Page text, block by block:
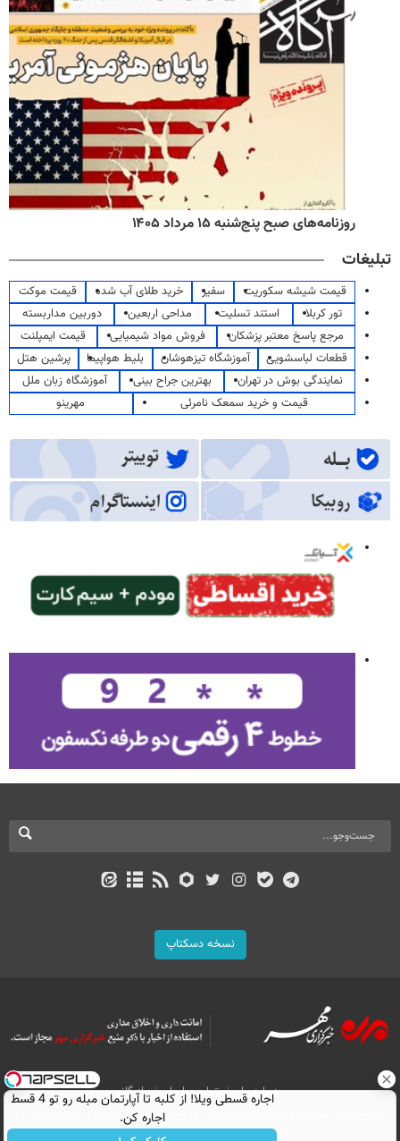
روزنامه‌های صبح پنج‌شنبه ۱۵ مرداد ۱۴۰۵
تبلیغات
قیمت شیشه سکوریت سفیر خرید طلای آب شده
قیمت موکت
تور کربلا
استند تسلیت مداحی اربعین
دوربین مداربسته
مرجع پاسخ معتبر پزشکان
فروش مواد شیمیایی
قیمت ایمپلنت
قطعات لباسشویی
آموزشگاه تیزهوشان بلیط هواپیما
پرشین هتل
نمایندگی بوش در تهران
بهترین جراح بینی
آموزشگاه زبان ملل
قیمت و خرید سمعک نامرئی
مهرینو
نسخه دسکتاپ
درباره ما تماس با ما
بازرگانی
All Content by Mehr News Agency is licensed under a Creative Commons
Attribution 4.0 International License.
اجاره‌ قسطی ویلا! از کلبه تا آپارتمان مبله رو تو 4 قسط
اجاره کن.